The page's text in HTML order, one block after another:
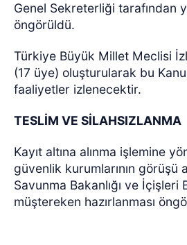
Genel Sekreterliği tarafından
öngörüldü.
Türkiye Büyük Millet Meclisi
(17 üye) oluşturularak bu
faaliyetler izlenecektir.
TESLİM VE SİLAHSIZLANMA
Kayıt altına alınma işlemine
güvenlik kurumlarının görüşü
Savunma Bakanlığı ve İçişleri
müştereken hazırlanması